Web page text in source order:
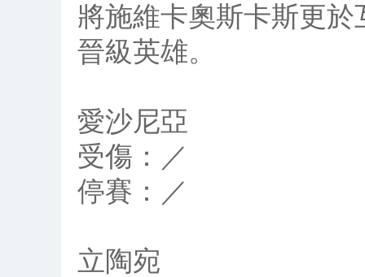
將施維卡奧斯卡斯更
晉級英雄。
愛沙尼亞
受傷：／
停賽：／
立陶宛